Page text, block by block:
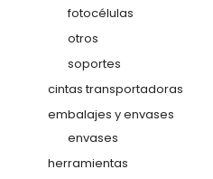
fotocélulas
otros
soportes
cintas transportadoras
embalajes y envases
envases
herramientas